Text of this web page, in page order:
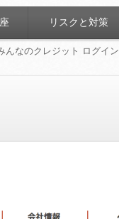
リスクと対策
んなのクレジット ログイン